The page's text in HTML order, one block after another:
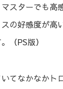
スターでも高
の好感度が高
（PS版）
てなかなかト